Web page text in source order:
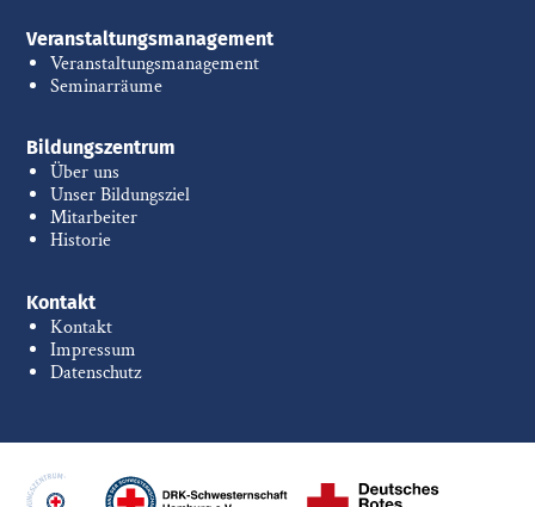
Veranstaltungsmanagement
Veranstaltungsmanagement
Seminarräume
Bildungszentrum
Über uns
Unser Bildungsziel
Mitarbeiter
Historie
Kontakt
Kontakt
Impressum
Datenschutz